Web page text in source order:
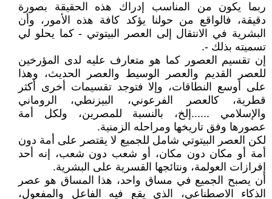
ربما يكون من المناسب إدراك هذه الحقيقة بصورة
دقيقة، فالواقع من حولنا يؤكد كافة هذه الأمور، وأن
البشرية في الانتقال إلى العصر البيتوتي - كما يحلو لي
تسميته بذلك -.
إن تقسيم العصور كما هو متعارف عليه لدى المؤرخين
للعصر القديم والعصر الوسيط والعصر الحديث، وهذا
على أوسع النطاقات، وإلا فتوجد تقسيمات أخرى أكثر
قطرية، كالعصر الفرعوني، البيزنطي، الروماني
والإسلامي ......إلخ، بالنسبة للمصرين، ولكل أمة
عصورها وفق تاريخها ومراحله الزمنية.
لكن العصر البيتوتي شامل للجميع لا يقتصر على أمة دون
أمة أو مكان دون مكان، أو شعب دون شعب، إنه أحد
إفرازات العولمة، ونتائجها القسرية على البشرية.
أن يصبح الجميع في مساق واحد، هذا المساق هو عصر
الذكاء الاصطناعي، الذي يقع فيه الفاعل والمفعول،